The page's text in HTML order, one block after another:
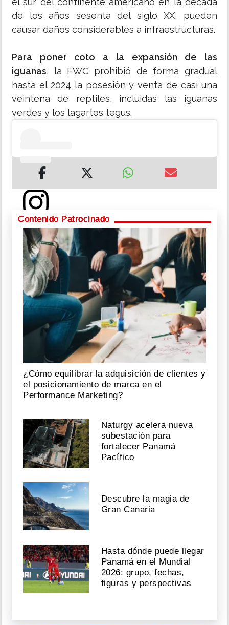
de los años sesenta del siglo XX, pueden
causar daños considerables a infraestructuras.
Para poner coto a la expansión de las
iguanas, la FWC prohibió de forma gradual
hasta el 2024 la posesión y venta de casi una
veintena de reptiles, incluidas las iguanas
verdes y los lagartos tegus.
Ver
esta
publicación
en
Instagram
o
Contenido Patrocinado
¿Cómo equilibrar la adquisición de clientes y
el posicionamiento de marca en el
Performance Marketing?
Naturgy acelera nueva
subestación para
fortalecer Panamá
Pacífico
Descubre la magia de
Gran Canaria
Hasta dónde puede llegar
Panamá en el Mundial
2026: grupo, fechas,
figuras y perspectivas